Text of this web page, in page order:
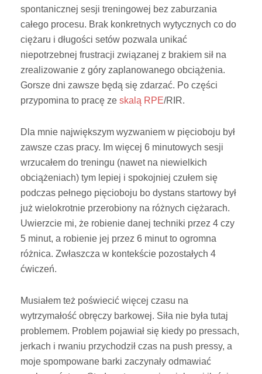
spontanicznej sesji treningowej bez zaburzania
całego procesu. Brak konkretnych wytycznych co do
ciężaru i długości setów pozwala unikać
niepotrzebnej frustracji związanej z brakiem sił na
zrealizowanie z góry zaplanowanego obciążenia.
Gorsze dni zawsze będą się zdarzać. Po części
przypomina to pracę ze skalą RPE/RIR.
Dla mnie największym wyzwaniem w pięcioboju był
zawsze czas pracy. Im więcej 6 minutowych sesji
wrzucałem do treningu (nawet na niewielkich
obciążeniach) tym lepiej i spokojniej czułem się
podczas pełnego pięcioboju bo dystans startowy był
już wielokrotnie przerobiony na różnych ciężarach.
Uwierzcie mi, że robienie danej techniki przez 4 czy
5 minut, a robienie jej przez 6 minut to ogromna
różnica. Zwłaszcza w kontekście pozostałych 4
ćwiczeń.
Musiałem też poświecić więcej czasu na
wytrzymałość obręczy barkowej. Siła nie była tutaj
problemem. Problem pojawiał się kiedy po pressach,
jerkach i rwaniu przychodził czas na push pressy, a
moje spompowane barki zaczynały odmawiać